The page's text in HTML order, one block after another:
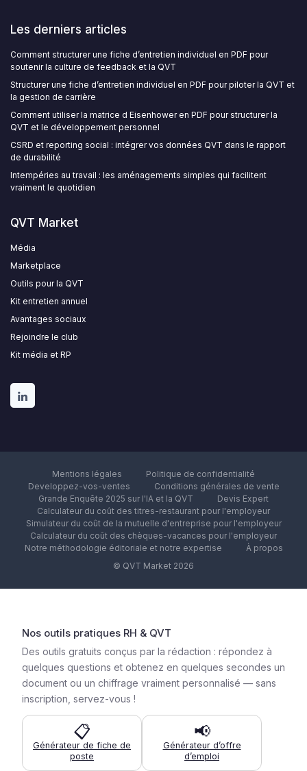
Les derniers articles
Comment structurer une fiche d’entretien individuel en PDF pour
soutenir la culture de feedback et la QVT
Structurer une fiche d’entretien individuel en PDF pour piloter la QVT et
la gestion de carrière
Comment utiliser la matrice d Eisenhower en PDF pour structurer la
QVT et le développement personnel
CSRD et reporting social : intégrer vos données QVT dans le rapport
de durabilité
Intempéries au travail : les aménagements simples qui facilitent
vraiment le quotidien
QVT Market
Média
Marketplace
Outils pour la QVT
Kit entretien annuel
Avantages sociaux
Rejoindre le club
Kit média et RP
Mentions légales
Politique de confidentialité
Developpez-vos-ventes
Conditions générales de vente
Grande Enquête 2025 sur l'IA et la QVT
Devis Expert
Calculateur du coût des titres-restaurant pour l'employeur
Simulateur du coût de la mutuelle d'entreprise pour l'employeur
Calculateur du coût des chèques-vacances pour l'employeur
Notre méthodologie éditoriale et notre expertise
À propos
© QVT Market 2026
Nos outils pratiques RH & QVT
Des outils gratuits conçus par la rédaction : répondez à
quelques questions et obtenez en quelques secondes un
document ou un chiffrage vraiment personnalisé — sans
inscription, servez-vous !
📋
Générateur de fiche de
poste
📢
Générateur d’offre
d’emploi